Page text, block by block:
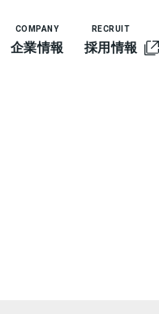
COMPANY
企業情報
RECRUIT
採用情報